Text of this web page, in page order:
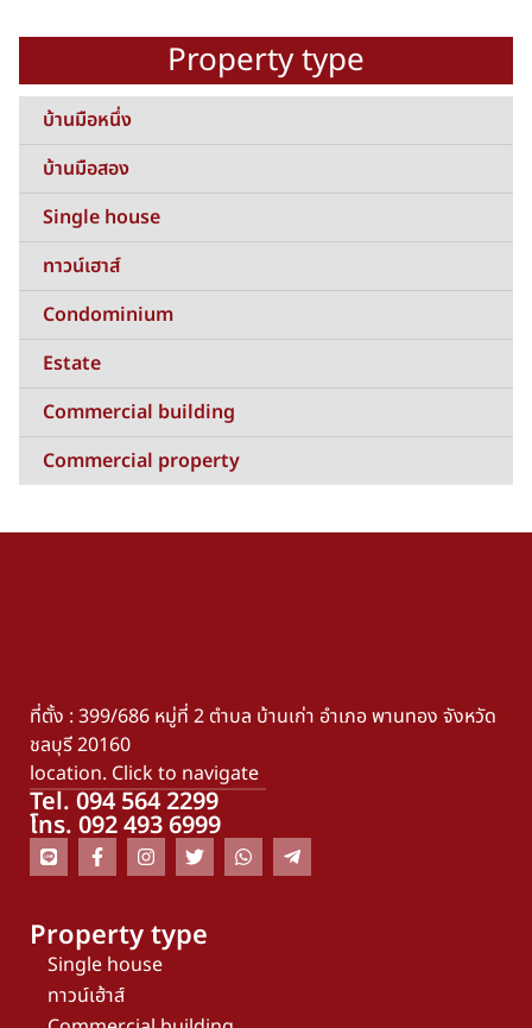
Property type
บ้านมือหนึ่ง
บ้านมือสอง
Single house
ทาวน์เฮาส์
Condominium
Estate
Commercial building
Commercial property
ที่ตั้ง : 399/686 หมู่ที่ 2 ตำบล บ้านเก่า อำเภอ พานทอง จังหวัด
ชลบุรี 20160
location. Click to navigate
Tel. 094 564 2299
โทร. 092 493 6999
Property type
Single house
ทาวน์เฮ้าส์